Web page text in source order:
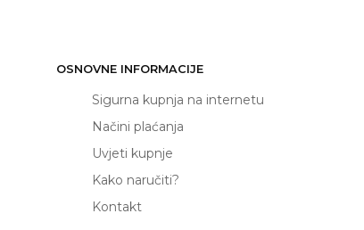
OSNOVNE INFORMACIJE
Sigurna kupnja na internetu
Načini plaćanja
Uvjeti kupnje
Kako naručiti?
Kontakt